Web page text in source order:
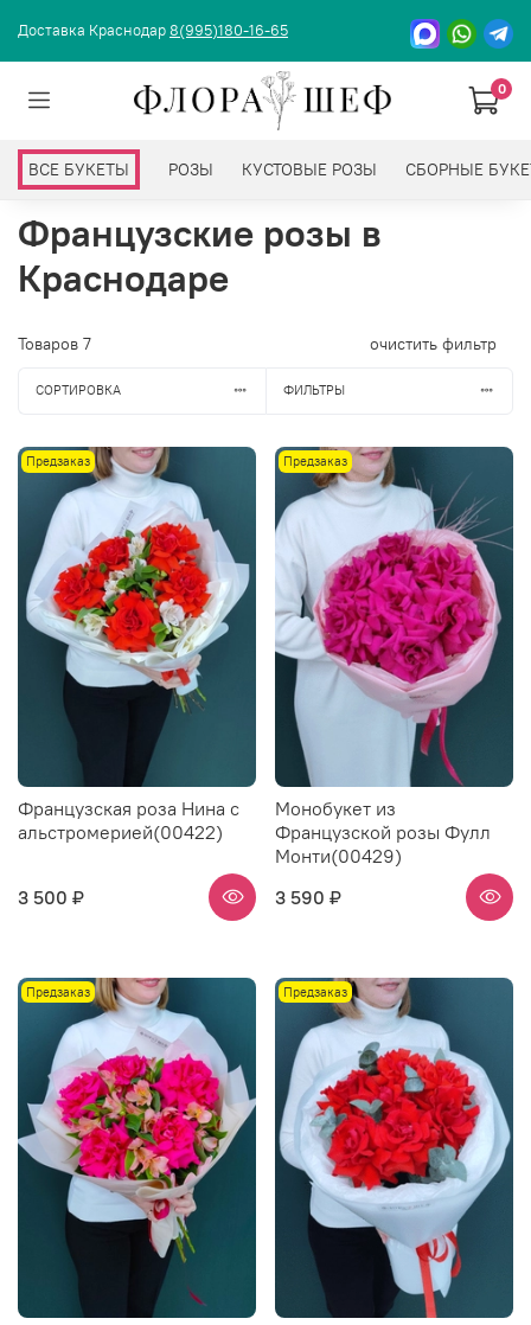
Доставка Краснодар8(995)180-16-65
0
ВСЕ БУКЕТЫ РОЗЫ КУСТОВЫЕ РОЗЫ СБОРНЫЕ
Французские розы в
Краснодаре
Товаров 7 очистить фильтр
СОРТИРОВКА ФИЛЬТРЫ
Предзаказ
Французская роза Нина с
альстромерией(00422)
3 500 ₽
Предзаказ
Монобукет из
Французской розы Фулл
Монти(00429)
3 590 ₽
Предзаказ Предзаказ